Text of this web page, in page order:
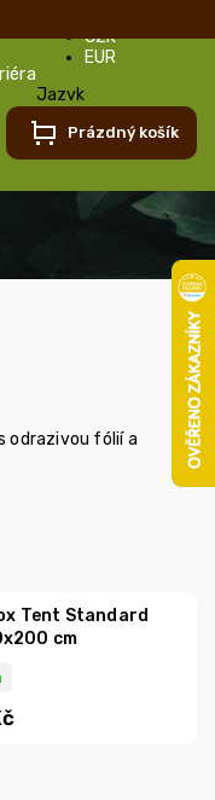
CZK
EUR
Jazyk
Čeština
Prázdný košík
odrazivou fólií a
Tent Standard
cm